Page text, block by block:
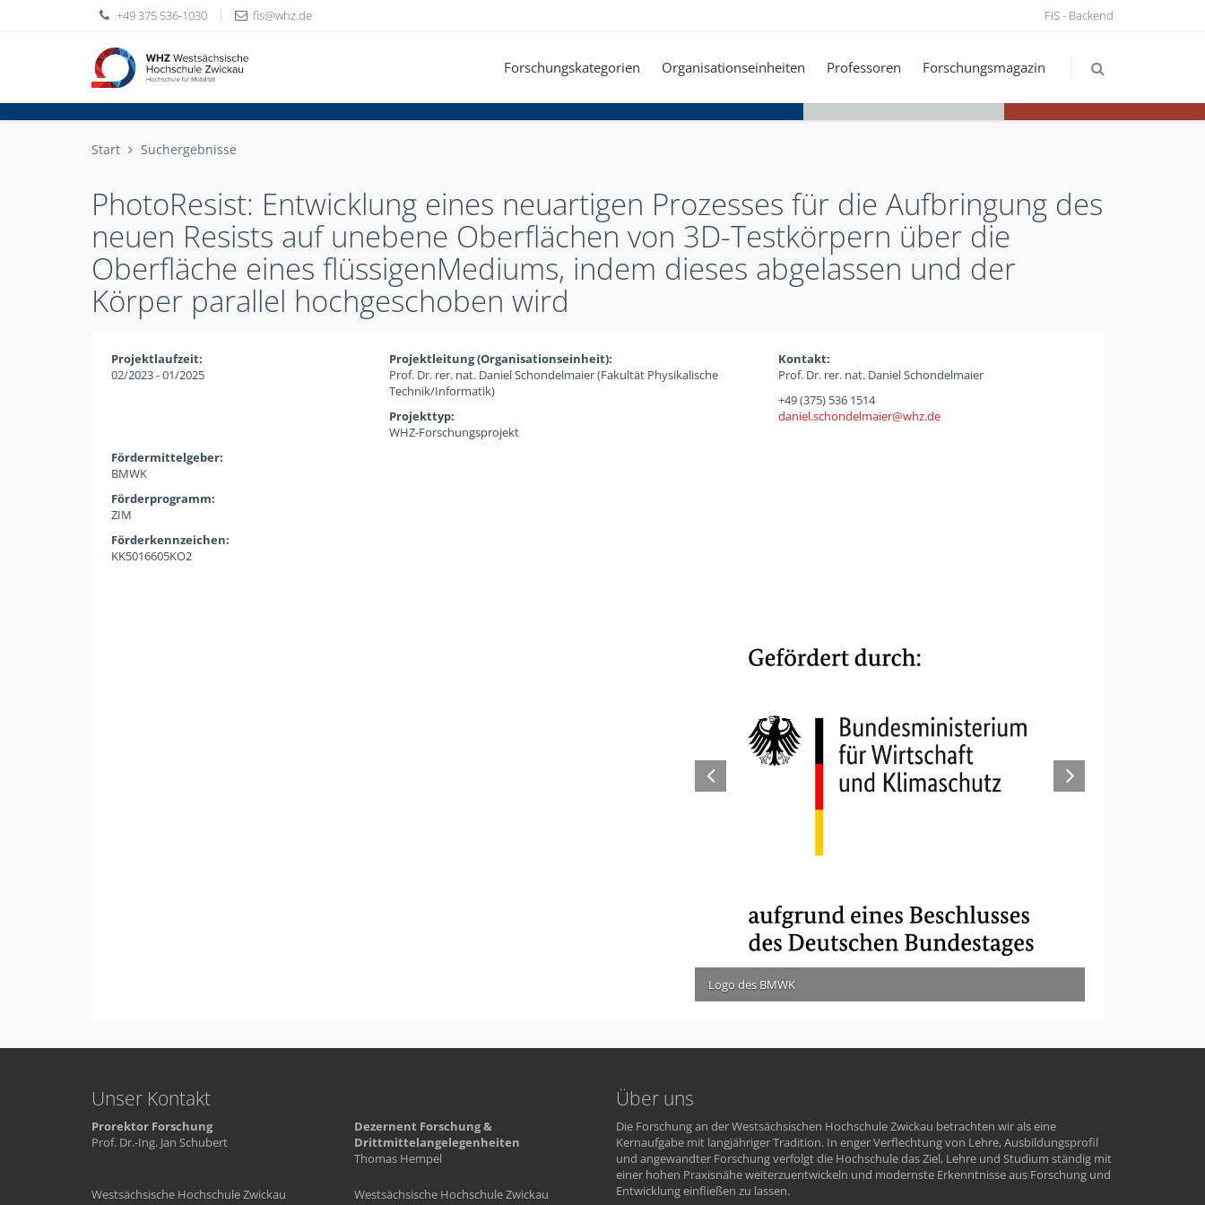
+49 375 536-1030 fis whzde FIS - Backend
Forschungskategorien Organisationseinheiten Professoren Forschungsmagazin
Start Suchergebnisse
PhotoResist: Entwicklung eines neuartigen Prozesses für die Aufbringung des
neuen Resists auf unebene Oberflächen von 3D-Testkörpern über die
Oberfläche eines flüssigenMediums, indem dieses abgelassen und der
Körper parallel hochgeschoben wird
Projektlaufzeit:
02/2023 - 01/2025
Projektleitung (Organisationseinheit):
Prof. Dr. rer. nat. Daniel Schondelmaier (Fakultät Physikalische
Technik/Informatik)
Projekttyp:
WHZ-Forschungsprojekt
Kontakt:
Prof. Dr. rer. nat. Daniel Schondelmaier
+49 (375) 536 1514
daniel.schondelmaier
whzde
Fördermittelgeber:
BMWK
Förderprogramm:
ZIM
Förderkennzeichen:
KK5016605KO2
Logo des BMWK
Unser Kontakt
Prorektor Forschung
Prof. Dr.-Ing. Jan Schubert
Westsächsische Hochschule Zwickau
Dezernent Forschung &
Drittmittelangelegenheiten
Thomas Hempel
Westsächsische Hochschule Zwickau
Über uns
Die Forschung an der Westsächsischen Hochschule Zwickau betrachten wir als eine
Kernaufgabe mit langjähriger Tradition. In enger Verflechtung von Lehre, Ausbildungsprofil
und angewandter Forschung verfolgt die Hochschule das Ziel, Lehre und Studium ständig mit
einer hohen Praxisnähe weiterzuentwickeln und modernste Erkenntnisse aus Forschung und
Entwicklung einfließen zu lassen.